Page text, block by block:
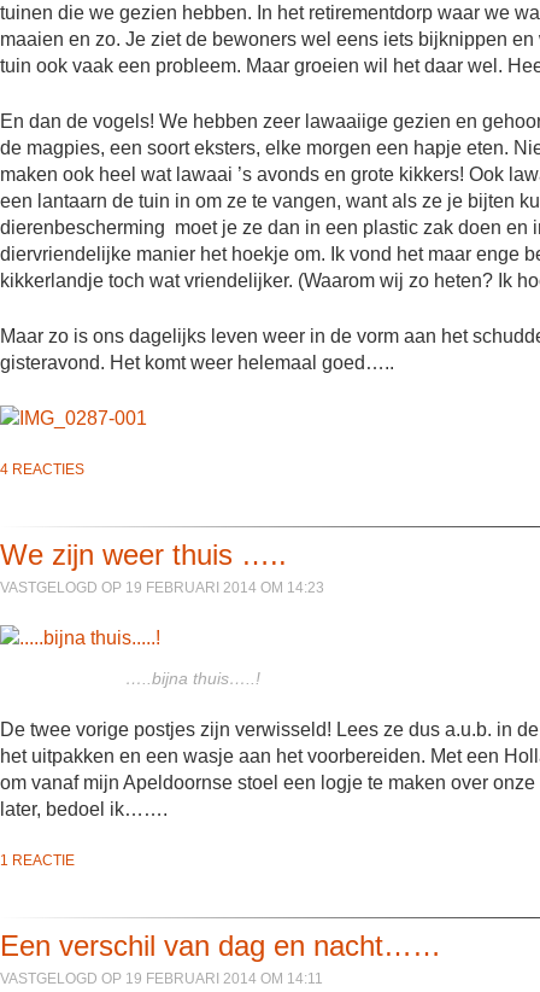
tuinen die we gezien hebben. In het retirementdorp waar we
maaien en zo. Je ziet de bewoners wel eens iets bijknippen
tuin ook vaak een probleem. Maar groeien wil het daar wel.
En dan de vogels! We hebben zeer lawaaiige gezien en
de magpies, een soort eksters, elke morgen een hapje eten.
maken ook heel wat lawaai ’s avonds en grote kikkers! Ook
een lantaarn de tuin in om ze te vangen, want als ze je bijten
dierenbescherming moet je ze dan in een plastic zak doen en
diervriendelijke manier het hoekje om. Ik vond het maar enge
kikkerlandje toch wat vriendelijker. (Waarom wij zo heten? Ik
Maar zo is ons dagelijks leven weer in de vorm aan het
gisteravond. Het komt weer helemaal goed…..
4 REACTIES
We zijn weer thuis …..
VASTGELOGD OP 19 FEBRUARI 2014 OM 14:23
…..bijna thuis…..!
De twee vorige postjes zijn verwisseld! Lees ze dus a.u.b. in
het uitpakken en een wasje aan het voorbereiden. Met een
om vanaf mijn Apeldoornse stoel een logje te maken over
later, bedoel ik…….
1 REACTIE
Een verschil van dag en nacht……
VASTGELOGD OP 19 FEBRUARI 2014 OM 14:11